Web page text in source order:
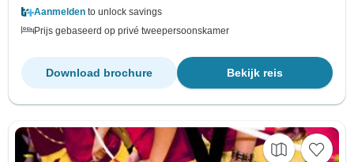
Aanmelden to unlock savings
Prijs gebaseerd op privé tweepersoonskamer
Bekijk reis
Download brochure